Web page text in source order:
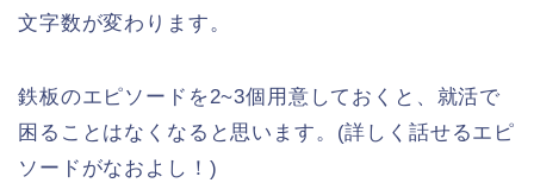
文字数が変わります。
鉄板のエピソードを2~3個用意しておくと、就活で
困ることはなくなると思います。(詳しく話せるエピ
ソードがなおよし！)